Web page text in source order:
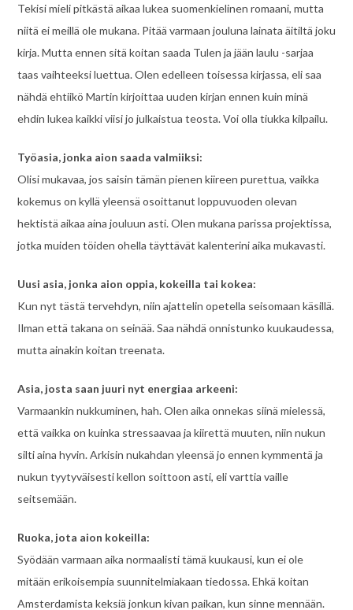
Tekisi mieli pitkästä aikaa lukea suomenkielinen romaani, mutta
niitä ei meillä ole mukana. Pitää varmaan jouluna lainata äitiltä joku
kirja. Mutta ennen sitä koitan saada Tulen ja jään laulu -sarjaa
taas vaihteeksi luettua. Olen edelleen toisessa kirjassa, eli saa
nähdä ehtiikö Martin kirjoittaa uuden kirjan ennen kuin minä
ehdin lukea kaikki viisi jo julkaistua teosta. Voi olla tiukka kilpailu.
Työasia, jonka aion saada valmiiksi:
Olisi mukavaa, jos saisin tämän pienen kiireen purettua, vaikka
kokemus on kyllä yleensä osoittanut loppuvuoden olevan
hektistä aikaa aina jouluun asti. Olen mukana parissa projektissa,
jotka muiden töiden ohella täyttävät kalenterini aika mukavasti.
Uusi asia, jonka aion oppia, kokeilla tai kokea:
Kun nyt tästä tervehdyn, niin ajattelin opetella seisomaan käsillä.
Ilman että takana on seinää. Saa nähdä onnistunko kuukaudessa,
mutta ainakin koitan treenata.
Asia, josta saan juuri nyt energiaa arkeeni:
Varmaankin nukkuminen, hah. Olen aika onnekas siinä mielessä,
että vaikka on kuinka stressaavaa ja kiirettä muuten, niin nukun
silti aina hyvin. Arkisin nukahdan yleensä jo ennen kymmentä ja
nukun tyytyväisesti kellon soittoon asti, eli varttia vaille
seitsemään.
Ruoka, jota aion kokeilla:
Syödään varmaan aika normaalisti tämä kuukausi, kun ei ole
mitään erikoisempia suunnitelmiakaan tiedossa. Ehkä koitan
Amsterdamista keksiä jonkun kivan paikan, kun sinne mennään.